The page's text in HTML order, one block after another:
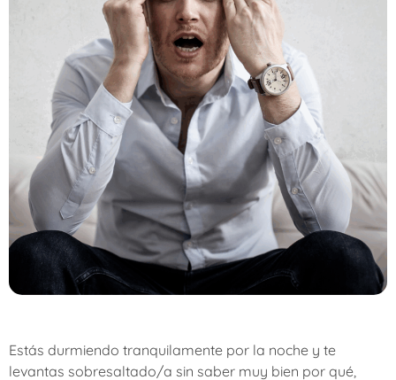
Estás durmiendo tranquilamente por la noche y te
levantas sobresaltado/a sin saber muy bien por qué,